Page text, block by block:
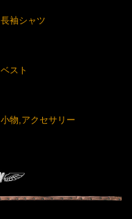
長袖シャツ
ベスト
小物,アクセサリー